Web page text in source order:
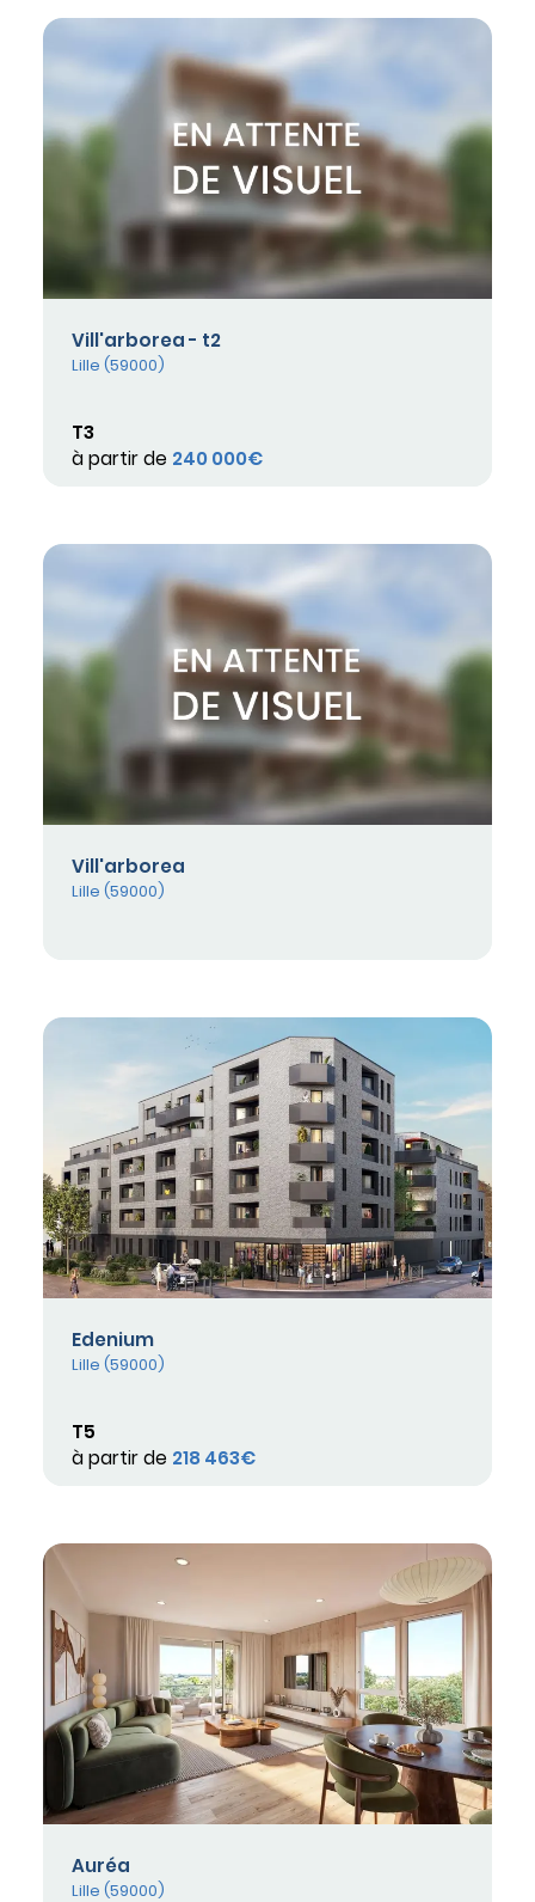
Vill'arborea - t2
Lille (59000)
T3
à partir de 240 000€
Vill'arborea
Lille (59000)
Edenium
Lille (59000)
T5
à partir de 218 463€
Auréa
Lille (59000)